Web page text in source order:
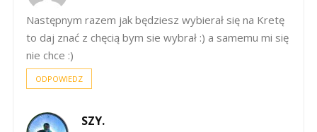
Następnym razem jak będziesz wybierał się na Kretę
to daj znać z chęcią bym sie wybrał :) a samemu mi się
nie chce :)
ODPOWIEDZ
SZY.